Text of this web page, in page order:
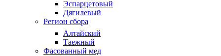
Эспарцетовый
Дягилевый
Регион сбора
Алтайский
Таежный
Фасованный мед